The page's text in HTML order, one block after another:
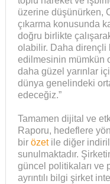
üzerine düşünürken,
çıkarma konusunda
doğru birlikte
olabilir. Daha dirençli
edilmesinin mümkün
daha güzel yarınlar
dünya genelindeki
edeceğiz.”
Tamamen dijital ve
Raporu, hedeflere
bir özetile diğer
sunulmaktadır.
güncel politikaları ve
ayrıntılı bilgi şirket